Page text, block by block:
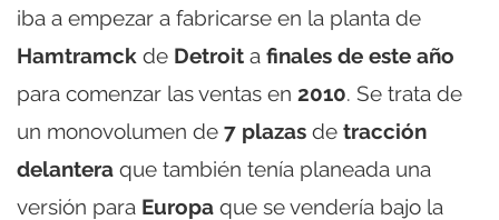
iba a empezar a fabricarse en la planta de
Hamtramck de Detroit a finales de este año
para comenzar las ventas en 2010. Se trata de
un monovolumen de 7 plazas de tracción
delantera que también tenía planeada una
versión para Europa que se vendería bajo la